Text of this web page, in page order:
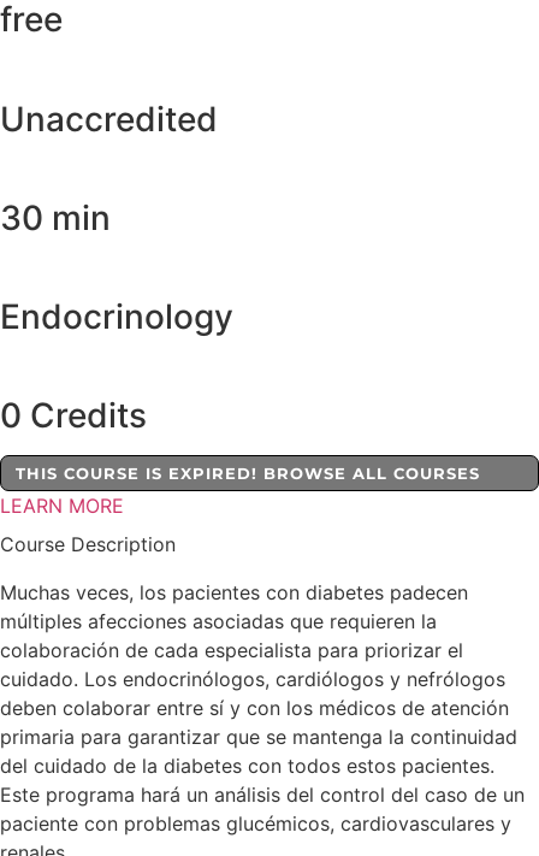
free
Unaccredited
30 min
Endocrinology
0 Credits
THIS COURSE IS EXPIRED! BROWSE ALL COURSES
LEARN MORE
Course Description
Muchas veces, los pacientes con diabetes padecen
múltiples afecciones asociadas que requieren la
colaboración de cada especialista para priorizar el
cuidado. Los endocrinólogos, cardiólogos y nefrólogos
deben colaborar entre sí y con los médicos de atención
primaria para garantizar que se mantenga la continuidad
del cuidado de la diabetes con todos estos pacientes.
Este programa hará un análisis del control del caso de un
paciente con problemas glucémicos, cardiovasculares y